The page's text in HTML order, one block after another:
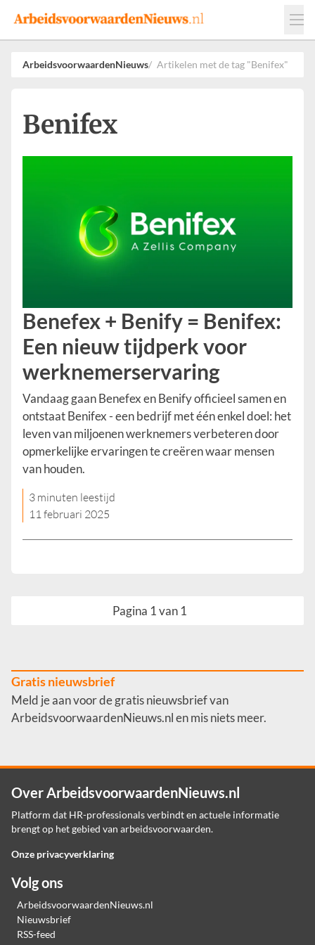
Events
Adverteren
Leveranciers
ArbeidsvoorwaardenNieuws Artikelen met de tag "Benifex"
Benifex
Benefex + Benify = Benifex:
Een nieuw tijdperk voor
werknemerservaring
Vandaag gaan Benefex en Benify officieel samen en
ontstaat Benifex - een bedrijf met één enkel doel: het
leven van miljoenen werknemers verbeteren door
opmerkelijke ervaringen te creëren waar mensen
van houden.
3 minuten leestijd
11 februari 2025
Pagina 1 van 1
Gratis nieuwsbrief
Meld je aan voor de gratis nieuwsbrief van
ArbeidsvoorwaardenNieuws.nl en mis niets meer.
Over ArbeidsvoorwaardenNieuws.nl
Platform dat HR-professionals verbindt en actuele informatie
brengt op het gebied van arbeidsvoorwaarden.
Onze privacyverklaring
Volg ons
ArbeidsvoorwaardenNieuws.nl
Nieuwsbrief
RSS-feed